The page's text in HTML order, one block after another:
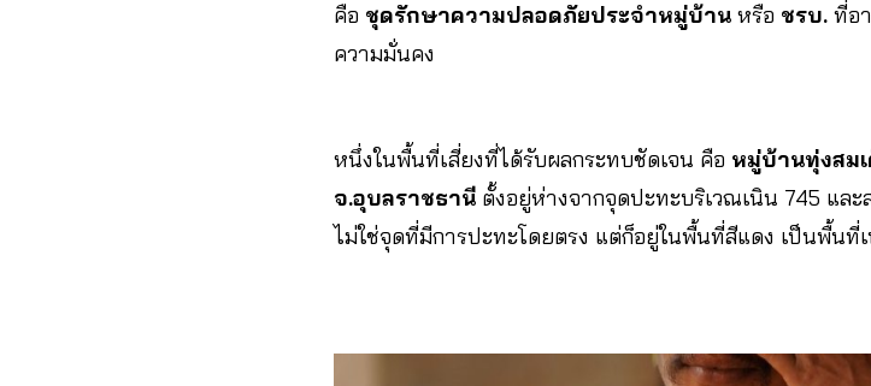
คือ ชุดรักษาความปลอดภัยประจำหมู่บ้าน หรือ ชรบ. ที่อ
ความมั่นคง
หนึ่งในพื้นที่เสี่ยงที่ได้รับผลกระทบชัดเจน คือ หมู่บ้านทุ่งสม
จ.อุบลราชธานี ตั้งอยู่ห่างจากจุดปะทะบริเวณเนิน 745 และ
ไม่ใช่จุดที่มีการปะทะโดยตรง แต่ก็อยู่ในพื้นที่สีแดง เป็นพื้นที่เ